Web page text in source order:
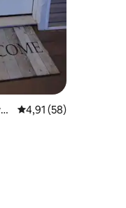
Gemiddelde
4,91 (58)